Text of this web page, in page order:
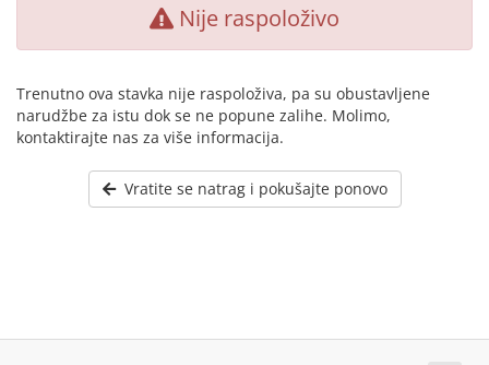
Nije raspoloživo
Trenutno ova stavka nije raspoloživa, pa su obustavljene
narudžbe za istu dok se ne popune zalihe. Molimo,
kontaktirajte nas za više informacija.
Vratite se natrag i pokušajte ponovo